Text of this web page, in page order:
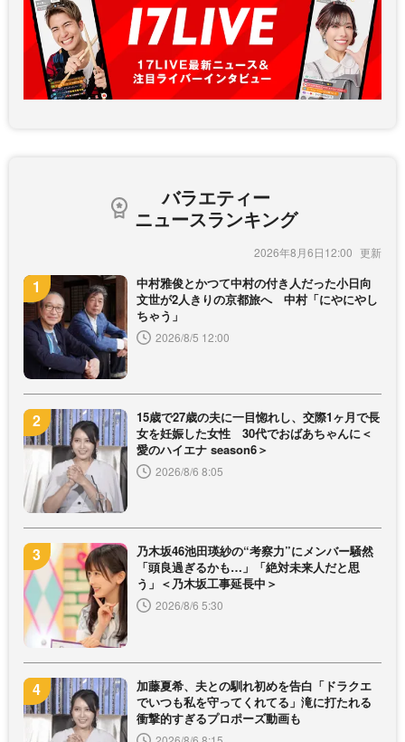
バラエティー
ニュースランキング
2026年8月6日12:00
中村雅俊とかつて中村の付き人だった小日向
文世が2人きりの京都旅へ 中村「にやにやし
ちゃう」
2026/8/5 12:00
15歳で27歳の夫に一目惚れし、交際1ヶ月で長
女を妊娠した女性 30代でおばあちゃんに＜
愛のハイエナ season6＞
2026/8/6 8:05
乃木坂46池田瑛紗の“考察力”にメンバー騒然
「頭良過ぎるかも…」「絶対未来人だと思
う」＜乃木坂工事延長中＞
2026/8/6 5:30
加藤夏希、夫との馴れ初めを告白「ドラクエ
でいつも私を守ってくれてる」滝に打たれる
衝撃的すぎるプロポーズ動画も